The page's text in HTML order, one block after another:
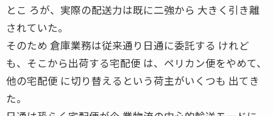
とこ ろが、実際の配送力は既に二強から 大きく引き離
されていた。
そのため 倉庫業務は従来通り日通に委託する けれど
も、そこから出荷する宅配便 は、ペリカン便をやめて、
他の宅配便 に切り替えるという荷主がいくつも 出てき
た。